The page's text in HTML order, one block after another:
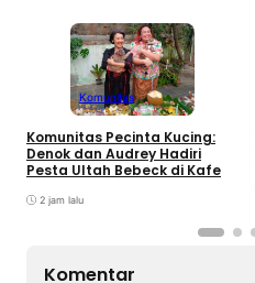
Komunitas
Komunitas Pecinta Kucing:
Denok dan Audrey Hadiri
Pesta Ultah Bebeck di Kafe
2 jam lalu
Komentar